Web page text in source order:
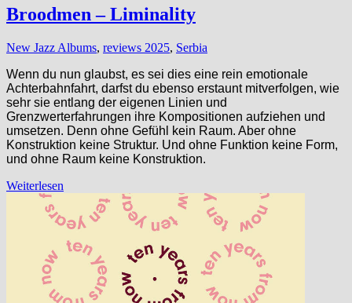
Broodmen – Liminality
New Jazz Albums, reviews 2025, Serbia
Wenn du nun glaubst, es sei dies eine rein emotionale
Achterbahnfahrt, darfst du ebenso erstaunt mitverfolgen, wie
sehr sie entlang der eigenen Linien und
Grenzwerterfahrungen ihre Kompositionen aufziehen und
umsetzen. Denn ohne Gefühl kein Raum. Aber ohne
Konstruktion keine Struktur. Und ohne Funktion keine Form,
und ohne Raum keine Konstruktion.
Weiterlesen